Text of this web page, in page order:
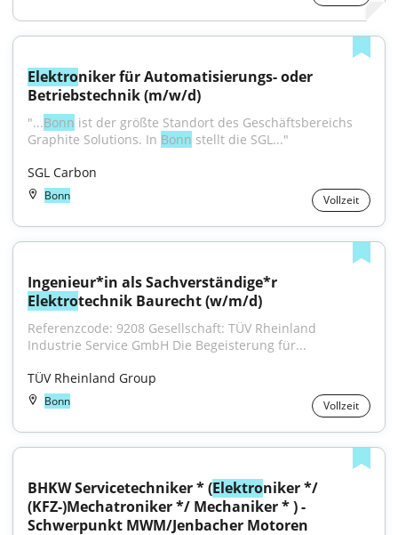
Elektroniker für Automatisierungs- oder
Betriebstechnik (m/w/d)
"...Bonn ist der größte Standort des Geschäftsbereichs
Graphite Solutions. In Bonn stellt die SGL..."
SGL Carbon
Bonn Vollzeit
Elektrotechnik Baurecht (w/m/d)
Referenzcode: 9208 Gesellschaft: TÜV Rheinland
Industrie Service GmbH Die Begeisterung für...
TÜV Rheinland Group
Bonn Vollzeit
BHKW Servicetechniker * (Elektroniker */
(KFZ-)Mechatroniker */ Mechaniker * ) -
Schwerpunkt MWM/Jenbacher Motoren